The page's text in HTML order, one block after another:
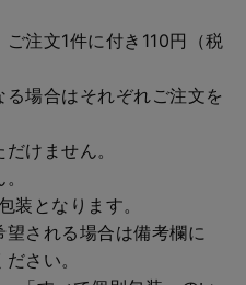
注文1件に付き110円（税
る場合はそれぞれご注文を
けません。
装となります。
される場合は備考欄に
さい。